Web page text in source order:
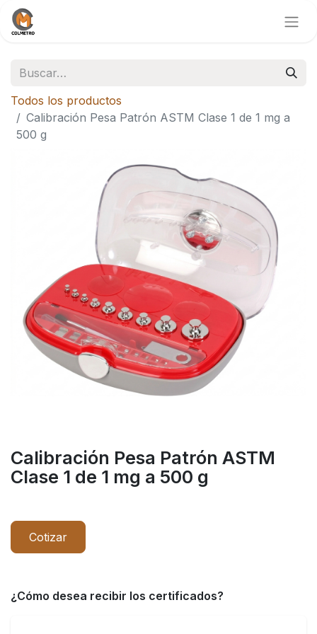
Todos los productos
Calibración Pesa Patrón ASTM Clase 1 de 1 mg a
500 g
Calibración Pesa Patrón ASTM
Clase 1 de 1 mg a 500 g
Cotizar
¿Cómo desea recibir los certificados?